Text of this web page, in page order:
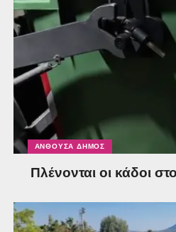
ΑΝΘΟΎΣΑ ΔΉΜΟΣ
Πλένονται οι κάδοι